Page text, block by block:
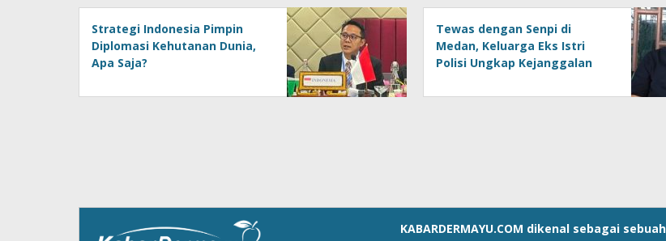
Strategi Indonesia Pimpin
Diplomasi Kehutanan Dunia,
Apa Saja?
Tewas dengan Senpi di
Medan, Keluarga Eks Istri
Polisi Ungkap Kejanggalan
KABARDERMAYU.COM dikenal sebagai sebuah